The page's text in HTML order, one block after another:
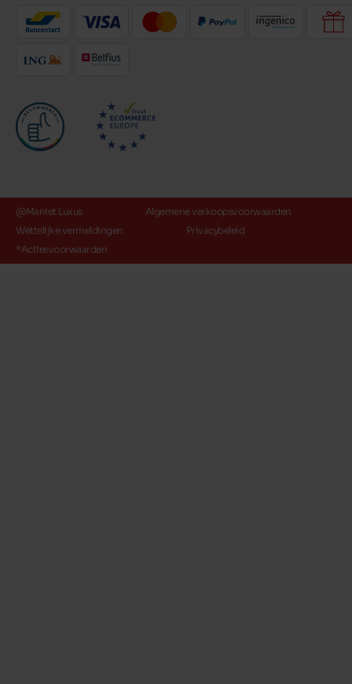
@Maniet Luxus
Algemene verkoopsvoorwaarden
Wettelijke vermeldingen
Privacybeleid
*Actiesvoorwaarden